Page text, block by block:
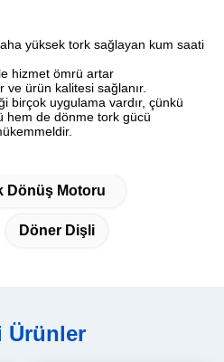
yüksek tork sağlayan kum saati
hizmet ömrü artar
ürün kalitesi sağlanır.
birçok uygulama vardır, çünkü
hem de dönme tork gücü
Dönüş Motoru
Döner Dişli
Ürünler